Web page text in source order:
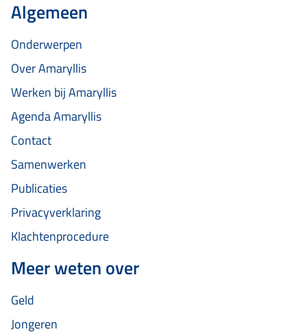
Algemeen
Onderwerpen
Over Amaryllis
Werken bij Amaryllis
Agenda Amaryllis
Contact
Samenwerken
Publicaties
Privacyverklaring
Klachtenprocedure
Meer weten over
Geld
Jongeren